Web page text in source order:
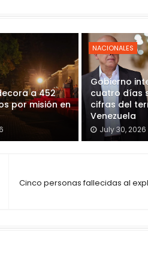
a 452
por misión en
NACIONALES
Gobierno
cuatro días
cifras del
Venezuela
July 30, 2026
Cinco personas fallecidas al